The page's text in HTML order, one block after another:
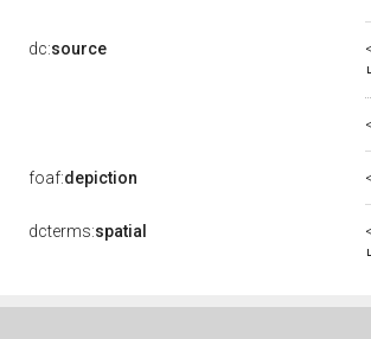
dc:source
foaf:depiction
dcterms:spatial